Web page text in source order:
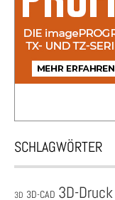
SCHLAGWÖRTER
3D 3D-CAD 3D-Druck